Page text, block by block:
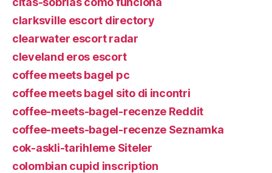
clarksville escort directory
clearwater escort radar
cleveland eros escort
coffee meets bagel pc
coffee meets bagel sito di incontri
coffee-meets-bagel-recenze Reddit
coffee-meets-bagel-recenze Seznamka
cok-askli-tarihleme Siteler
colombian cupid inscription